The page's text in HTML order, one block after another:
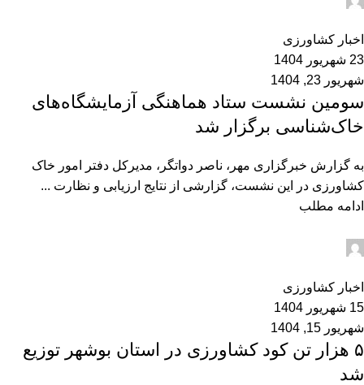
اخبار کشاورزی
23 شهریور 1404
شهریور 23, 1404
سومین نشست ستاد هماهنگی آزمایشگاه‌های
خاک‌شناسی برگزار شد
به گزارش خبرگزاری مهر، ناصر دواتگر، مدیرکل دفتر امور خاک
کشاورزی در این نشست، گزارشی از نتایج ارزیابی و نظارت ...
ادامه مطلب
اخبار کشاورزی
15 شهریور 1404
شهریور 15, 1404
۵ هزار تن کود کشاورزی در استان بوشهر توزیع
شد